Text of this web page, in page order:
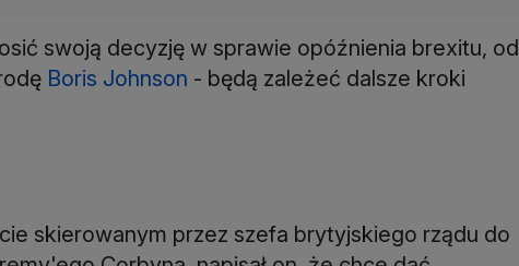
swoją decyzję w sprawie opóźnienia brexitu, od
Boris Johnson - będą zależeć dalsze kroki
skierowanym przez szefa brytyjskiego rządu do